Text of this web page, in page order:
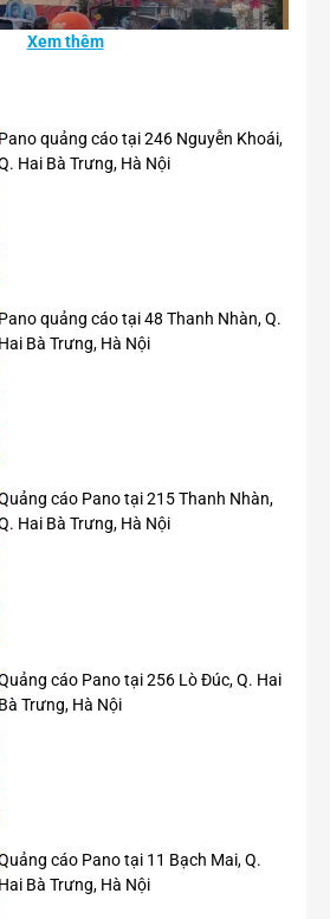
ngoài trời tại Nguyễn Huệ – Tôn
cáo LED ngoài trời tại
Thắng
Xem thêm
Pano quảng cáo tại 246 Nguyễn Khoái,
Hai Bà Trưng, Hà Nội
Pano quảng cáo tại 48 Thanh Nhàn, Q.
Hai Bà Trưng, Hà Nội
cáo Pano tại 215 Thanh Nhàn,
Hai Bà Trưng, Hà Nội
cáo Pano tại 256 Lò Đúc, Q. Hai
Bà Trưng, Hà Nội
cáo Pano tại 11 Bạch Mai, Q.
Hai Bà Trưng, Hà Nội